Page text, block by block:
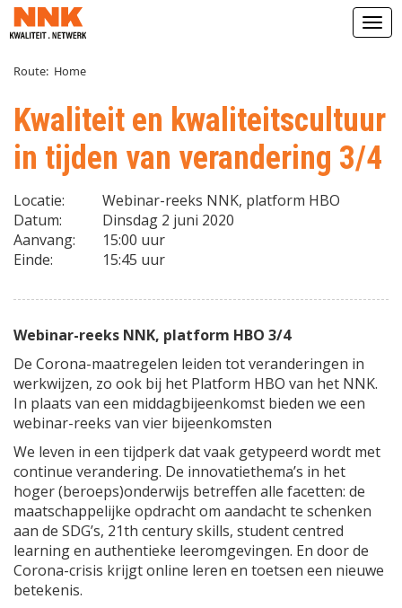
Route: Home
Kwaliteit en kwaliteitscultuur
in tijden van verandering 3/4
Locatie:
Webinar-reeks NNK, platform HBO
Datum:
Dinsdag 2 juni 2020
Aanvang:
15:00 uur
Einde:
15:45 uur
Webinar-reeks NNK, platform HBO 3/4
De Corona-maatregelen leiden tot veranderingen in
werkwijzen, zo ook bij het Platform HBO van het NNK.
In plaats van een middagbijeenkomst bieden we een
webinar-reeks van vier bijeenkomsten
We leven in een tijdperk dat vaak getypeerd wordt met
continue verandering. De innovatiethema’s in het
hoger (beroeps)onderwijs betreffen alle facetten: de
maatschappelijke opdracht om aandacht te schenken
aan de SDG’s, 21th century skills, student centred
learning en authentieke leeromgevingen. En door de
Corona-crisis krijgt online leren en toetsen een nieuwe
betekenis.